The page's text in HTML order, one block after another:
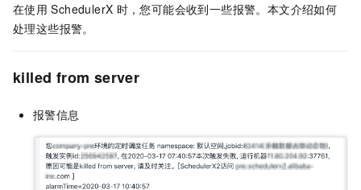
在使用 SchedulerX 时，您可能会收到一些报警。本文介绍如何
处理这些报警。
killed from server
报警信息